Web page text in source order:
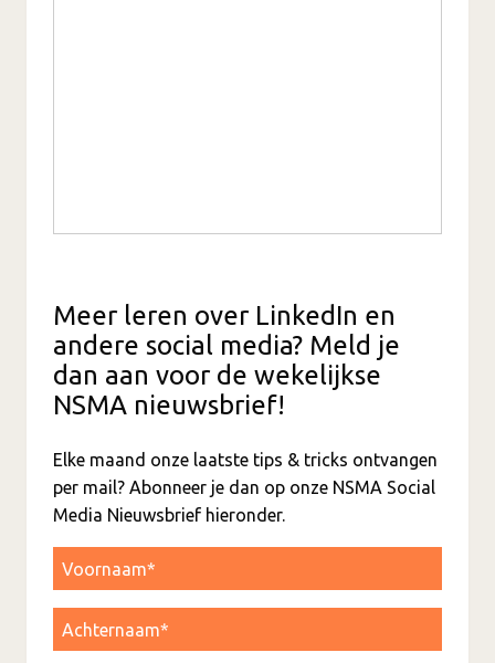
Meer leren over LinkedIn en
andere social media? Meld je
dan aan voor de wekelijkse
NSMA nieuwsbrief!
Elke maand onze laatste tips & tricks ontvangen
per mail? Abonneer je dan op onze NSMA Social
Media Nieuwsbrief hieronder.